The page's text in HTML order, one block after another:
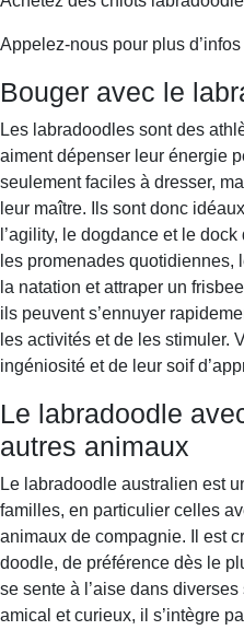
Appelez-nous pour plus d’infos
Bouger avec le
Les labradoodles sont des
aiment dépenser leur énergie
seulement faciles à dresser,
leur maître. Ils sont donc
l’agility, le dogdance et le
les promenades quotidiennes,
la natation et attraper un
ils peuvent s’ennuyer
les activités et de les stimuler.
ingéniosité et de leur soif
Le labradoodle
autres animaux
Le labradoodle australien est
familles, en particulier celles
animaux de compagnie. Il est
doodle, de préférence dès le
se sente à l’aise dans
amical et curieux, il s’intègre